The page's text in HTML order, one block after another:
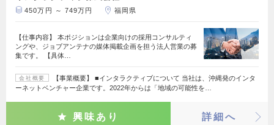
450万円 ～ 749万円 福岡県
【仕事内容】 本ポジションは企業向けの採用コンサルティ
ングや、ジョブアンテナの媒体掲載企画を担う法人営業の募
集です。 【具体…
会社概要
【事業概要】 ■インタラクティブについて 当社は、沖縄発のインタ
ーネットベンチャー企業です。2022年からは「地域の可能性を…
興味あり 詳細へ